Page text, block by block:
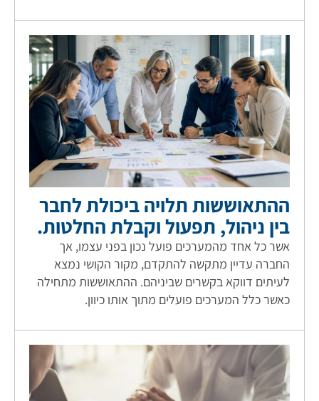
ההתאוששות תלויה ביכולת לחבר
בין ניהול, תפעול וקבלת החלטות.
אשר כל אחד מהמערכים פועל נכון בפני עצמו, אך
החברה עדיין מתקשה להתקדם, מקור הקושי נמצא
לעיתים דווקא בקשרים שביניהם. ההתאוששות מתחילה
כאשר כלל המערכים פועלים מתוך אותו כיוון.